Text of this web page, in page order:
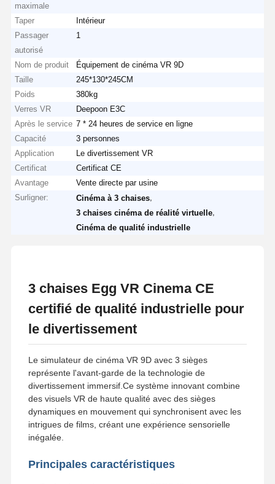
maximale
Taper
Intérieur
Passager
autorisé
1
Nom de produit
Équipement de cinéma VR 9D
Taille
245*130*245CM
Poids
380kg
Verres VR
Deepoon E3C
Après le service 7 * 24 heures de service en ligne
Capacité
3 personnes
Application
Le divertissement VR
Certificat
Certificat CE
Avantage
Vente directe par usine
Surligner:
Cinéma à 3 chaises
3 chaises cinéma de réalité virtuelle
Cinéma de qualité industrielle
3 chaises Egg VR Cinema CE
certifié de qualité industrielle pour
le divertissement
Le simulateur de cinéma VR 9D avec 3 sièges
représente l'avant-garde de la technologie de
divertissement immersif.Ce système innovant combine
des visuels VR de haute qualité avec des sièges
dynamiques en mouvement qui synchronisent avec les
intrigues de films, créant une expérience sensorielle
inégalée.
Principales caractéristiques